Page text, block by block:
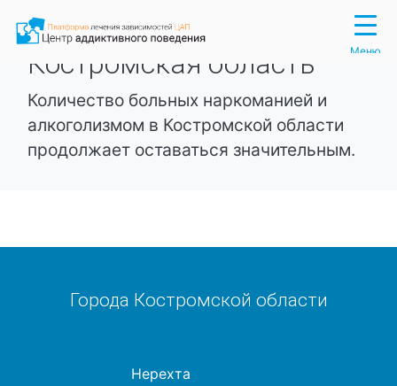
Костромская область
Количество больных наркоманией и
алкоголизмом в Костромской области
продолжает оставаться значительным.
Города Костромской области
Нерехта
Меню